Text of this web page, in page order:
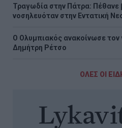
Τραγωδία στην Πάτρα:
νοσηλευόταν στην Εντατική
O Ολυμπιακός ανακοίνωσε τον
Δημήτρη Ρέτσο
ΟΛΕΣ ΟΙ